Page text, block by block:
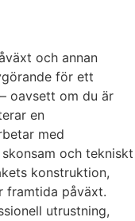
och annan
för ett
oavsett om du är
en
med
och tekniskt
konstruktion,
framtida påväxt.
utrustning,